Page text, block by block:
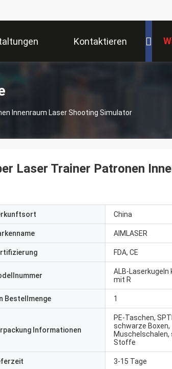
Kontaktieren
Innenraum Laser Shooting Simulator
Laser Trainer Patronen
China
AIMLASER
FDA, CE
ALB-Laserkugeln
mit R
Bestellmenge 1
Informationen
PE-Taschen,
schwarze Boxen,
Muschelschalen,
Stoffe
3-15 Tage